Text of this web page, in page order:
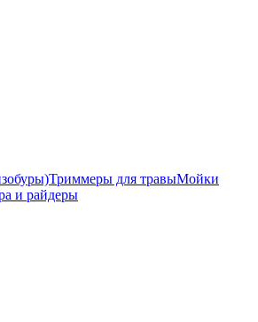
Триммеры для травыМойки
и райдеры